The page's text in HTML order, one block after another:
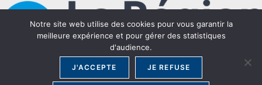
Notre site web utilise des cookies pour vous garantir la
meilleure expérience et pour gérer des statistiques
d'audience.
J'ACCEPTE JE REFUSE